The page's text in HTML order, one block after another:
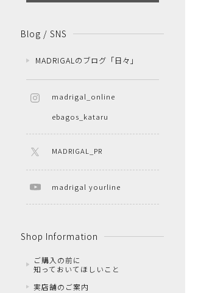
Blog / SNS
MADRIGALのブログ「日々」
madrigal_online
ebagos_kataru
MADRIGAL_PR
madrigal yourline
Shop Information
ご購入の前に
知っておいてほしいこと
実店舗のご案内